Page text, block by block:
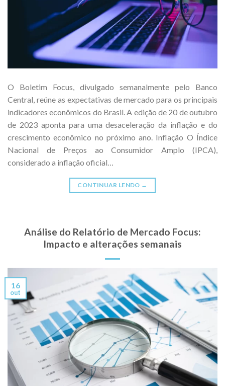
O Boletim Focus, divulgado semanalmente pelo Banco
Central, reúne as expectativas de mercado para os principais
indicadores econômicos do Brasil. A edição de 20 de outubro
de 2023 aponta para uma desaceleração da inflação e do
crescimento econômico no próximo ano. Inflação O Índice
Nacional de Preços ao Consumidor Amplo (IPCA),
considerado a inflação oficial…
CONTINUAR LENDO →
Análise do Relatório de Mercado Focus:
Impacto e alterações semanais
16
out